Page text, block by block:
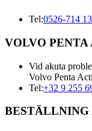
Tel:0526-714
VOLVO PENTA
Vid akuta
Volvo Penta
Tel:+32 9 255
BESTÄLLNING